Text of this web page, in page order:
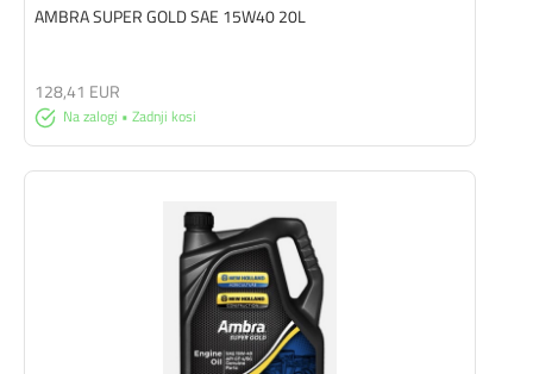
AMBRA SUPER GOLD SAE 15W40 20L
Na zalogi • Zadnji kosi
128,41 EUR